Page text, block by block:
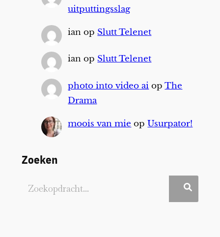
uitputtingsslag
ian op Slutt Telenet
ian op Slutt Telenet
photo into video ai opThe
Drama
moois van mie opUsurpator!
Zoeken